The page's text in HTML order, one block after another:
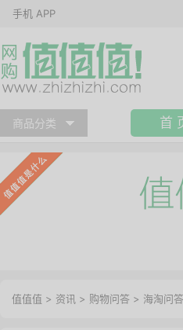
手机 APP
商品分类 首
值值值 > 资讯 > 购物问答 > 海淘问答